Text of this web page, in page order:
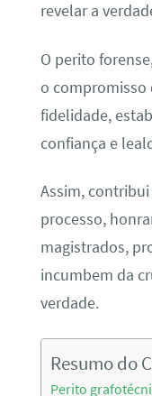
revelar a
O perito
o compromisso
fidelidade,
confiança e
Assim,
processo,
magistrados,
incumbem da
verdade.
Resumo do
Perito